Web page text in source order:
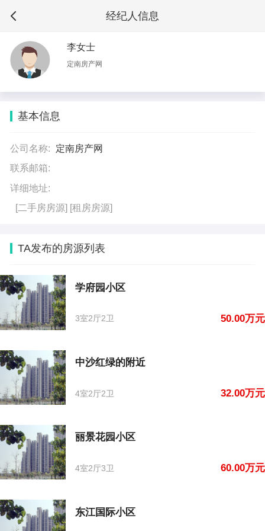
经纪人信息
李女士
定南房产网
基本信息
公司名称:
定南房产网
联系邮箱:
详细地址:
[二手房房源] [租房房源]
TA发布的房源列表
学府园小区
3室2厅2卫 50.00万元
中沙红绿的附近
4室2厅2卫 32.00万元
丽景花园小区
4室2厅3卫 60.00万元
东江国际小区